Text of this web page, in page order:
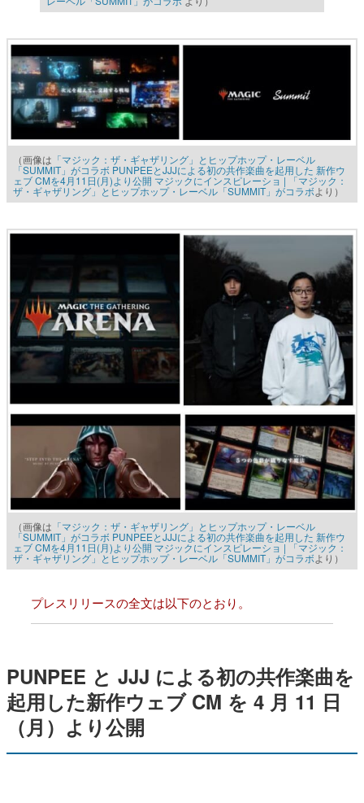
（画像は 「マジック：ザ・ギャザリング」とヒップホップ・レーベル
「SUMMIT」がコラボ PUNPEEとJJJによる初の共作楽曲を起用した 新作ウ
ェブ CMを4月11日(月)より公開 マジックにインスピレーショ | 「マジック：
ザ・ギャザリング」とヒップホップ・レーベル「SUMMIT」がコラボより）
（画像は 「マジック：ザ・ギャザリング」とヒップホップ・レーベル
「SUMMIT」がコラボ PUNPEEとJJJによる初の共作楽曲を起用した 新作ウ
ェブ CMを4月11日(月)より公開 マジックにインスピレーショ | 「マジック：
ザ・ギャザリング」とヒップホップ・レーベル「SUMMIT」がコラボより）
プレスリリースの全文は以下のとおり。
PUNPEE と JJJ による初の共作楽曲を
起用した新作ウェブ CM を 4 月 11 日
（月）より公開